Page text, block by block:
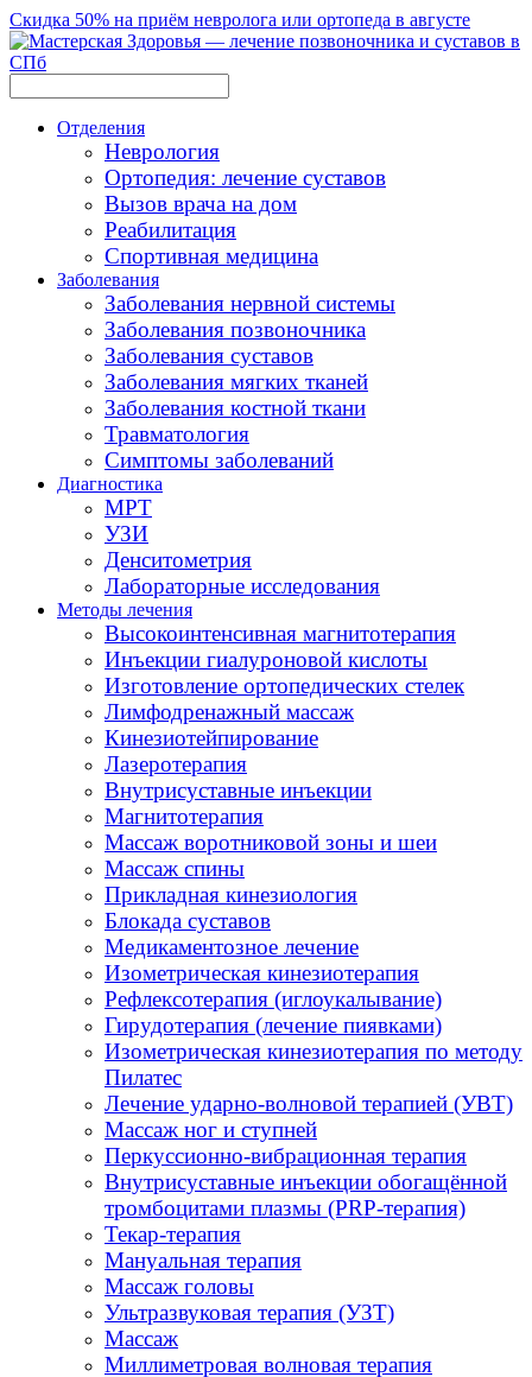
Скидка 50% на приём невролога или ортопеда в августе
Отделения
Неврология
Ортопедия: лечение суставов
Вызов врача на дом
Реабилитация
Спортивная медицина
Заболевания
Заболевания нервной системы
Заболевания позвоночника
Заболевания суставов
Заболевания мягких тканей
Заболевания костной ткани
Травматология
Симптомы заболеваний
Диагностика
МРТ
УЗИ
Денситометрия
Лабораторные исследования
Методы лечения
Высокоинтенсивная магнитотерапия
Инъекции гиалуроновой кислоты
Изготовление ортопедических стелек
Лимфодренажный массаж
Кинезиотейпирование
Лазеротерапия
Внутрисуставные инъекции
Магнитотерапия
Массаж воротниковой зоны и шеи
Массаж спины
Прикладная кинезиология
Блокада суставов
Медикаментозное лечение
Изометрическая кинезиотерапия
Рефлексотерапия (иглоукалывание)
Гирудотерапия (лечение пиявками)
Изометрическая кинезиотерапия по методу
Пилатес
Лечение ударно-волновой терапией (УВТ)
Массаж ног и ступней
Перкуссионно-вибрационная терапия
Внутрисуставные инъекции обогащённой
тромбоцитами плазмы (PRP-терапия)
Текар-терапия
Мануальная терапия
Массаж головы
Ультразвуковая терапия (УЗТ)
Массаж
Миллиметровая волновая терапия